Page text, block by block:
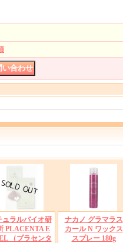
ュラルバイオ研
PLACENTA E
（プラセンタ
ナカノ グラマラス
カール N ワックス
スプレー 180g